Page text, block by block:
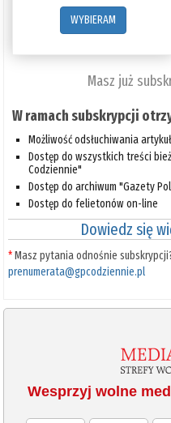
WYBIERAM
Masz już
W ramach subskrypcji
Możliwość odsłuchiwania
Dostęp do wszystkich treści
Codziennie"
Dostęp do archiwum "Gazety
Dostęp do felietonów on-line
Dowiedz się
*Masz pytania odnośnie
prenumerata@gpcodziennie.pl
Wesprzyj wolne